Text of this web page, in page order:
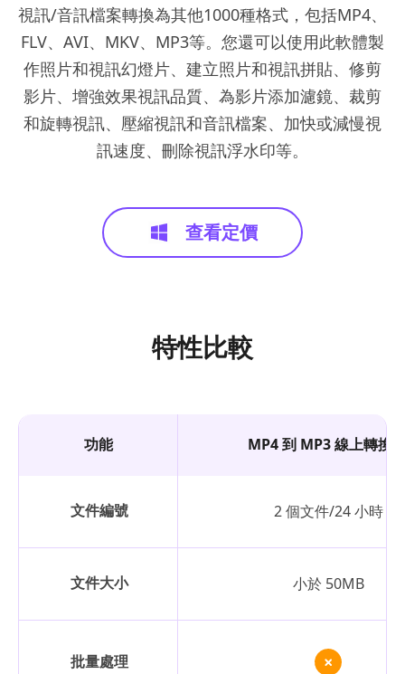
視訊/音訊檔案轉換為其他1000種格式，包括MP4、
FLV、AVI、MKV、MP3等。您還可以使用此軟體製
作照片和視訊幻燈片、建立照片和視訊拼貼、修剪
影片、增強效果視訊品質、為影片添加濾鏡、裁剪
和旋轉視訊、壓縮視訊和音訊檔案、加快或減慢視
訊速度、刪除視訊浮水印等。
查看定價
特性比較
功能 MP4 到 MP3 線上轉換
文件編號 2 個文件/24 小時
文件大小 小於 50MB
批量處理